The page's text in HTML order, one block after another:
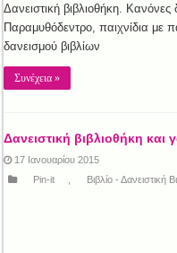
Δανειστική βιβλιοθήκη. Κανόνες
Παραμυθόδεντρο, παιχνίδια με
δανεισμού βιβλίων
Συνέχεια »
Δανειστική βιβλιοθήκη και
17 Ιανουαρίου 2015
Pin-it
Βιβλίο - Δανειστική